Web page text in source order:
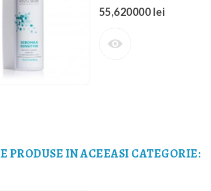
55,620000 lei
PRODUSE IN ACEEASI CATEGORIE: